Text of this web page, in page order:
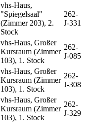
vhs-Haus,
"Spiegelsaal"
(Zimmer 203), 2.
Stock
262-
J-331
vhs-Haus, Großer
Kursraum (Zimmer
103), 1. Stock
262-
J-085
vhs-Haus, Großer
Kursraum (Zimmer
103), 1. Stock
262-
J-308
vhs-Haus, Großer
Kursraum (Zimmer
103), 1. Stock
262-
J-329